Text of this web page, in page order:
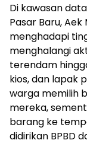
Di kawasan
Pasar Baru,
menghadapi
menghalangi
terendam
kios, dan lapak
warga memilih
mereka,
barang ke
didirikan BPBD